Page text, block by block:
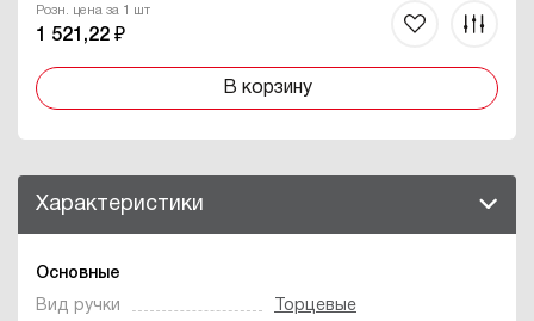
Розн. цена за 1 шт
1 521,22 ₽
В корзину
Характеристики
Основные
Вид ручки
Торцевые